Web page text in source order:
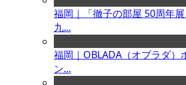
福岡｜「徹子の部屋 50周年展
九...
福岡｜OBLADA（オブラダ）
ン...